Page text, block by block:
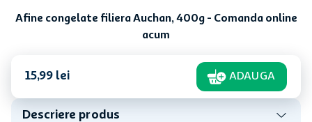
Afine congelate filiera Auchan, 400g - Comanda online
acum
15,99 lei ADAUGA
Descriere produs